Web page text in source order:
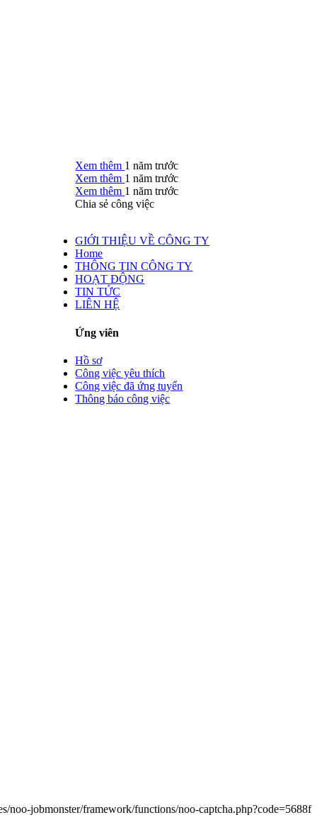
Xem thêm 1 năm trước
Xem thêm 1 năm trước
Xem thêm 1 năm trước
Chia sẻ công việc
GIỚI THIỆU VỀ CÔNG TY
Home
THÔNG TIN CÔNG TY
HOẠT ĐỘNG
TIN TỨC
LIÊN HỆ
Ứng viên
Hồ sơ
Công việc yêu thích
Công việc đã ứng tuyển
Thông báo công việc